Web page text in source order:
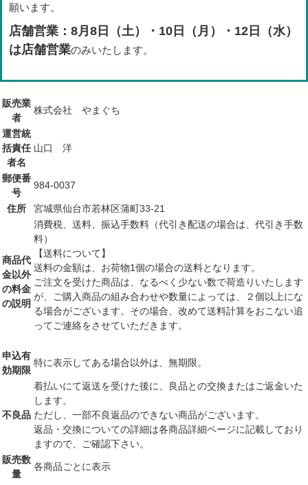
願います。
店舗営業：8月8日（土）・10日（月）・12日（水）
は店舗営業のみいたします。
販売業
者
株式会社 やまぐち
運営統
括責任
者名
山口 洋
郵便番
号
984-0037
住所 宮城県仙台市若林区蒲町33-21
商品代
金以外
の料金
の説明
消費税、送料、振込手数料（代引き配送の場合は、代引き手数
料）
【送料について】
送料の金額は、お荷物1個の場合の送料となります。
ご注文を受けた商品は、なるべく少ない数で荷造りいたします
が、ご購入商品の組み合わせや数量によっては、２個以上にな
る場合がございます。その場合、改めて送料計算をおこない追
ってご連絡をさせていただきます。
申込有
効期限
特に表示してある場合以外は、無期限。
不良品
着払いにて返送を受けた後に、良品との交換またはご返金いた
します。
ただし、一部不良返品のできない商品がございます。
返品・交換についての詳細は各商品詳細ページに記載しており
ますので、ご確認下さい。
販売数
量
各商品ごとに表示